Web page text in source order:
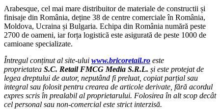
Arabesque, cel mai mare distribuitor de materiale de constructii și
finisaje din România, deține 38 de centre comerciale în România,
Moldova, Ucraina și Bulgaria. Echipa din România numără peste
2700 de oameni, iar forța logistică este asigurată de peste 1000 de
camioane specializate.
Întregul conținut al site-ului www.bricoretail.ro este
proprietatea S.C. Retail FMCG Media S.R.L. și este protejat de
legea dreptului de autor, neputând fi preluat, copiat parțial sau
integral sau folosit pentru crearea de articole derivate, fără acordul
expres scris în prealabil al proprietarului. Folosirea în alt scop decât
cel personal sau non-comercial este strict interzisă.